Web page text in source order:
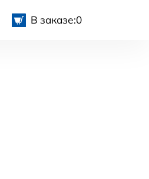
В заказе:0